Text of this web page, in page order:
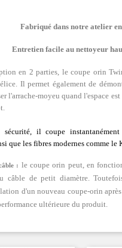
Fabriqué dans notre atelier
Entretien facile au nettoyeur
en 2 parties, le coupe orin
Il permet également de
l'arrache-moyeu quand l'espace
sécurité, il coupe
que les fibres modernes comme le
: le coupe orin peut, en
câble de petit diamètre.
d'un nouveau coupe-orin
ultérieure du produit.